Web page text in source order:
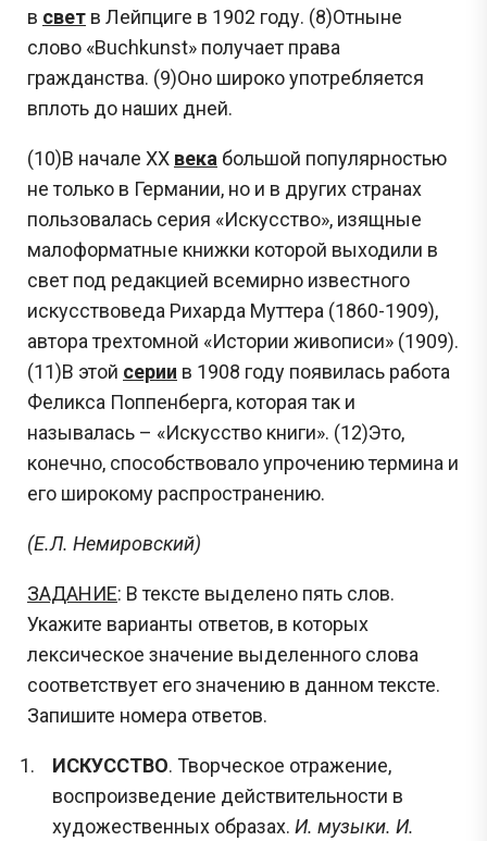
в свет в Лейпциге в 1902 году. (8)Отныне
слово «Buchkunst» получает права
гражданства. (9)Оно широко употребляется
вплоть до наших дней.
(10)В начале ХХ века большой популярностью
не только в Германии, но и в других странах
пользовалась серия «Искусство», изящные
малоформатные книжки которой выходили в
свет под редакцией всемирно известного
искусствоведа Рихарда Муттера (1860-1909),
автора трехтомной «Истории живописи» (1909).
(11)В этой серии в 1908 году появилась работа
Феликса Поппенберга, которая так и
называлась – «Искусство книги». (12)Это,
конечно, способствовало упрочению термина и
его широкому распространению.
(Е.Л. Немировский)
ЗАДАНИЕ: В тексте выделено пять слов.
Укажите варианты ответов, в которых
лексическое значение выделенного слова
соответствует его значению в данном тексте.
Запишите номера ответов.
ИСКУССТВО. Творческое отражение,
воспроизведение действительности в
художественных образах.И. музыки. И.